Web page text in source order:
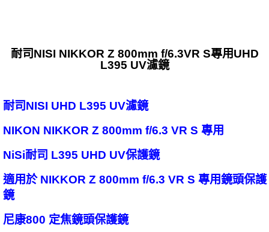
耐司NISI NIKKOR Z 800mm f/6.3VR S專用UHD
L395 UV濾鏡
耐司NISI UHD L395 UV濾鏡
NIKON NIKKOR Z 800mm f/6.3 VR S 專用
NiSi耐司 L395 UHD UV保護鏡
適用於 NIKKOR Z 800mm f/6.3 VR S 專用鏡頭保護
鏡
尼康800 定焦鏡頭保護鏡